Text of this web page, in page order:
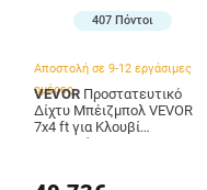
407 Πόντοι
Αποστολή σε 9-12 εργάσιμες
ημέρες
VEVOR
Δίχτυ Μπέιζμπολ VEVOR
7x4 ft για Κλουβί
Μπαταρίσματος